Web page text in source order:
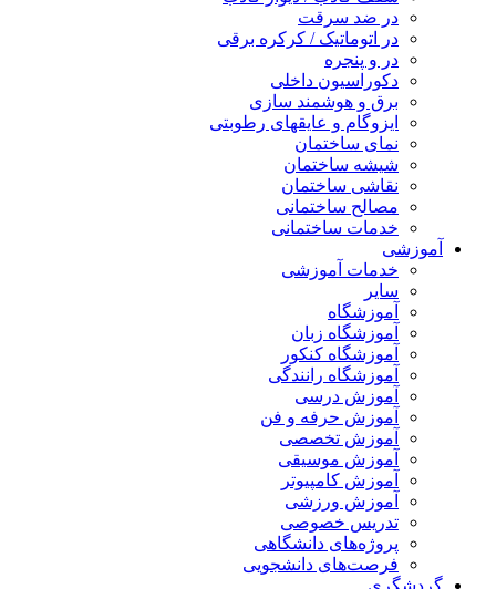
در ضد سرقت
در اتوماتیک / کرکره برقی
در و پنجره
دکوراسیون داخلی
برق و هوشمند سازی
ایزوگام و عایقهای رطوبتی
نمای ساختمان
شیشه ساختمان
نقاشی ساختمان
مصالح ساختمانی
خدمات ساختمانی
آموزشی
خدمات آموزشی
سایر
آموزشگاه
آموزشگاه زبان
آموزشگاه کنکور
آموزشگاه رانندگی
آموزش درسی
آموزش حرفه و فن
آموزش تخصصی
آموزش موسیقی
آموزش کامپیوتر
آموزش ورزشی
تدریس خصوصی
پروژه‌های دانشگاهی
فرصت‌های دانشجویی